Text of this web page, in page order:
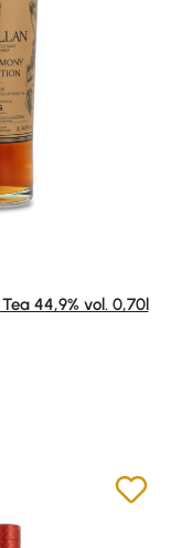
5 Sternen
44,9% vol. 0,70l